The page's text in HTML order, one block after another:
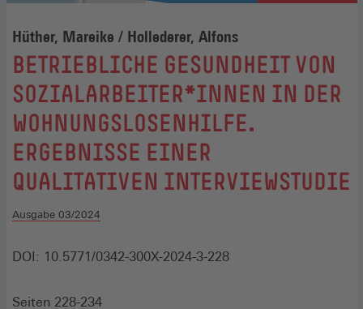
Hüther, Mareike / Hollederer, Alfons
:
BETRIEBLICHE GESUNDHEIT VON
SOZIALARBEITER*INNEN IN DER
WOHNUNGSLOSENHILFE.
ERGEBNISSE EINER
QUALITATIVEN INTERVIEWSTUDIE
Ausgabe 03/2024
DOI: 10.5771/0342-300X-2024-3-228
Seiten 228-234